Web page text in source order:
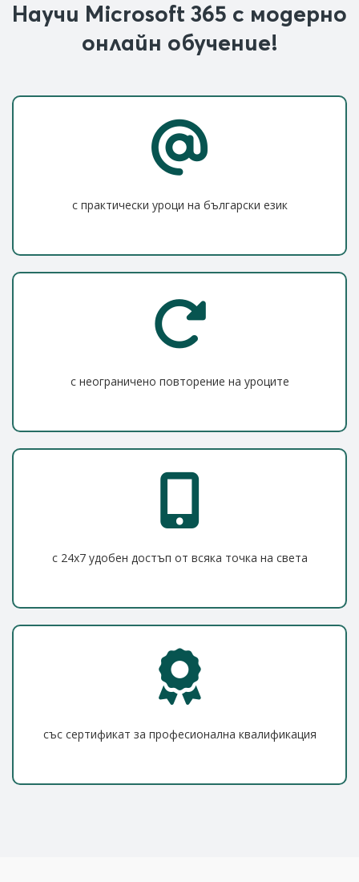
Научи Microsoft 365 с модерно
онлайн обучение!
с практически уроци на български език
с неограничено повторение на уроците
с 24x7 удобен достъп от всяка точка на света
със сертификат за професионална квалификация